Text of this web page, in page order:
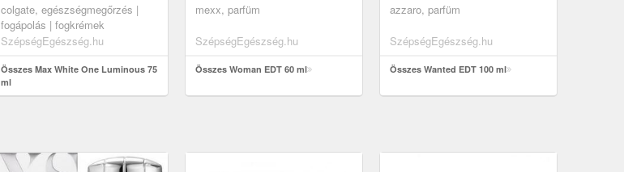
colgate, egészségmegőrzés |
fogápolás | fogkrémek
SzépségEgészség.hu
Összes Max White One Luminous 75
ml
mexx, parfüm
SzépségEgészség.hu
Összes Woman EDT 60 ml
azzaro, parfüm
SzépségEgészség.hu
Összes Wanted EDT 100 ml